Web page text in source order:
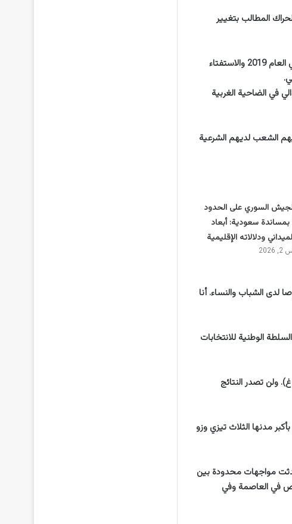
المطالب بتغيير
وهناك ترقب لنسبة المشاركة بعدما شهد الاستحقاقان الانتخابيان السابقان (الاقتراع الرئاسي العام 2019 والاستفتاء
في الضاحية الغربية
الشعب لديهم الشرعية
السوري على الحدود
بمساندة سعودية: أبعاد
ودلالاته الإقليمية
لدى الشباب والنساء. أنا
14,47 في المئة بحسب رئيس السلطة الوطنية للانتخابات
إن عملية الاقتراع مددت لساعة واحدة حتى الساعة 20,00 (19,00 ت غ). ولن تصدر النتائج
مدنها الثلاث تيزي وزو
مواجهات محدودة بين
في العاصمة وفي